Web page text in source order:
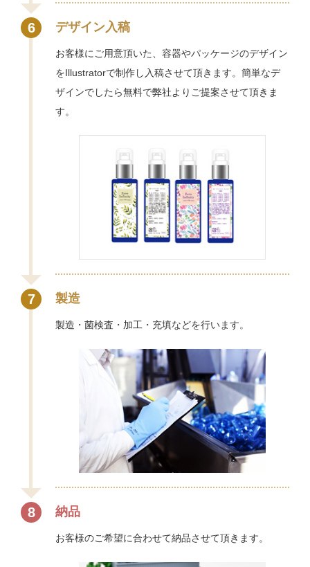
6 デザイン入稿
お客様にご用意頂いた、容器やパッケージのデザイン
をIllustratorで制作し入稿させて頂きます。簡単なデ
ザインでしたら無料で弊社よりご提案させて頂きま
す。
7 製造
製造・菌検査・加工・充填などを行います。
8 納品
お客様のご希望に合わせて納品させて頂きます。